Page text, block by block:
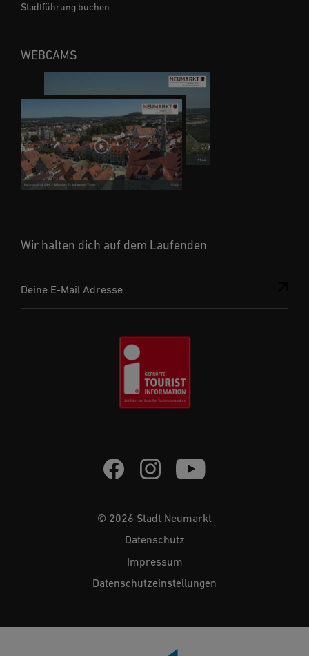
Wir halten dich auf dem Laufenden
Deine E-Mail Adresse
Stadtführung buchen
WEBCAMS
© 2026 Stadt Neumarkt
Datenschutz
Impressum
Datenschutzeinstellungen